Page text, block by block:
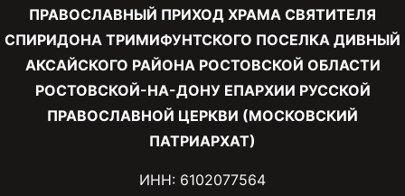
ПРАВОСЛАВНЫЙ ПРИХОД ХРАМА СВЯТИТЕЛЯ
СПИРИДОНА ТРИМИФУНТСКОГО ПОСЕЛКА ДИВНЫЙ
АКСАЙСКОГО РАЙОНА РОСТОВСКОЙ ОБЛАСТИ
РОСТОВСКОЙ-НА-ДОНУ ЕПАРХИИ РУССКОЙ
ПРАВОСЛАВНОЙ ЦЕРКВИ (МОСКОВСКИЙ
ПАТРИАРХАТ)
ИНН: 6102077564